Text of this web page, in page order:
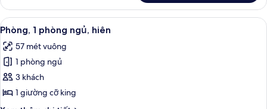
Phòng
trung
tâm
thành
phố
Xem
tất
cả
ảnh
Phòng,
1
phòng
Bộ trải giường bằng vải cotton Ai
9
Phòng, 1 phòng ngủ, hiên
57 mét vuông
1 phòng ngủ
3 khách
1 giường cỡ king